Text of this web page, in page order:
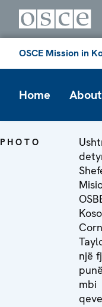
OSCE Mission in
Home
PHOTO
një
mbi